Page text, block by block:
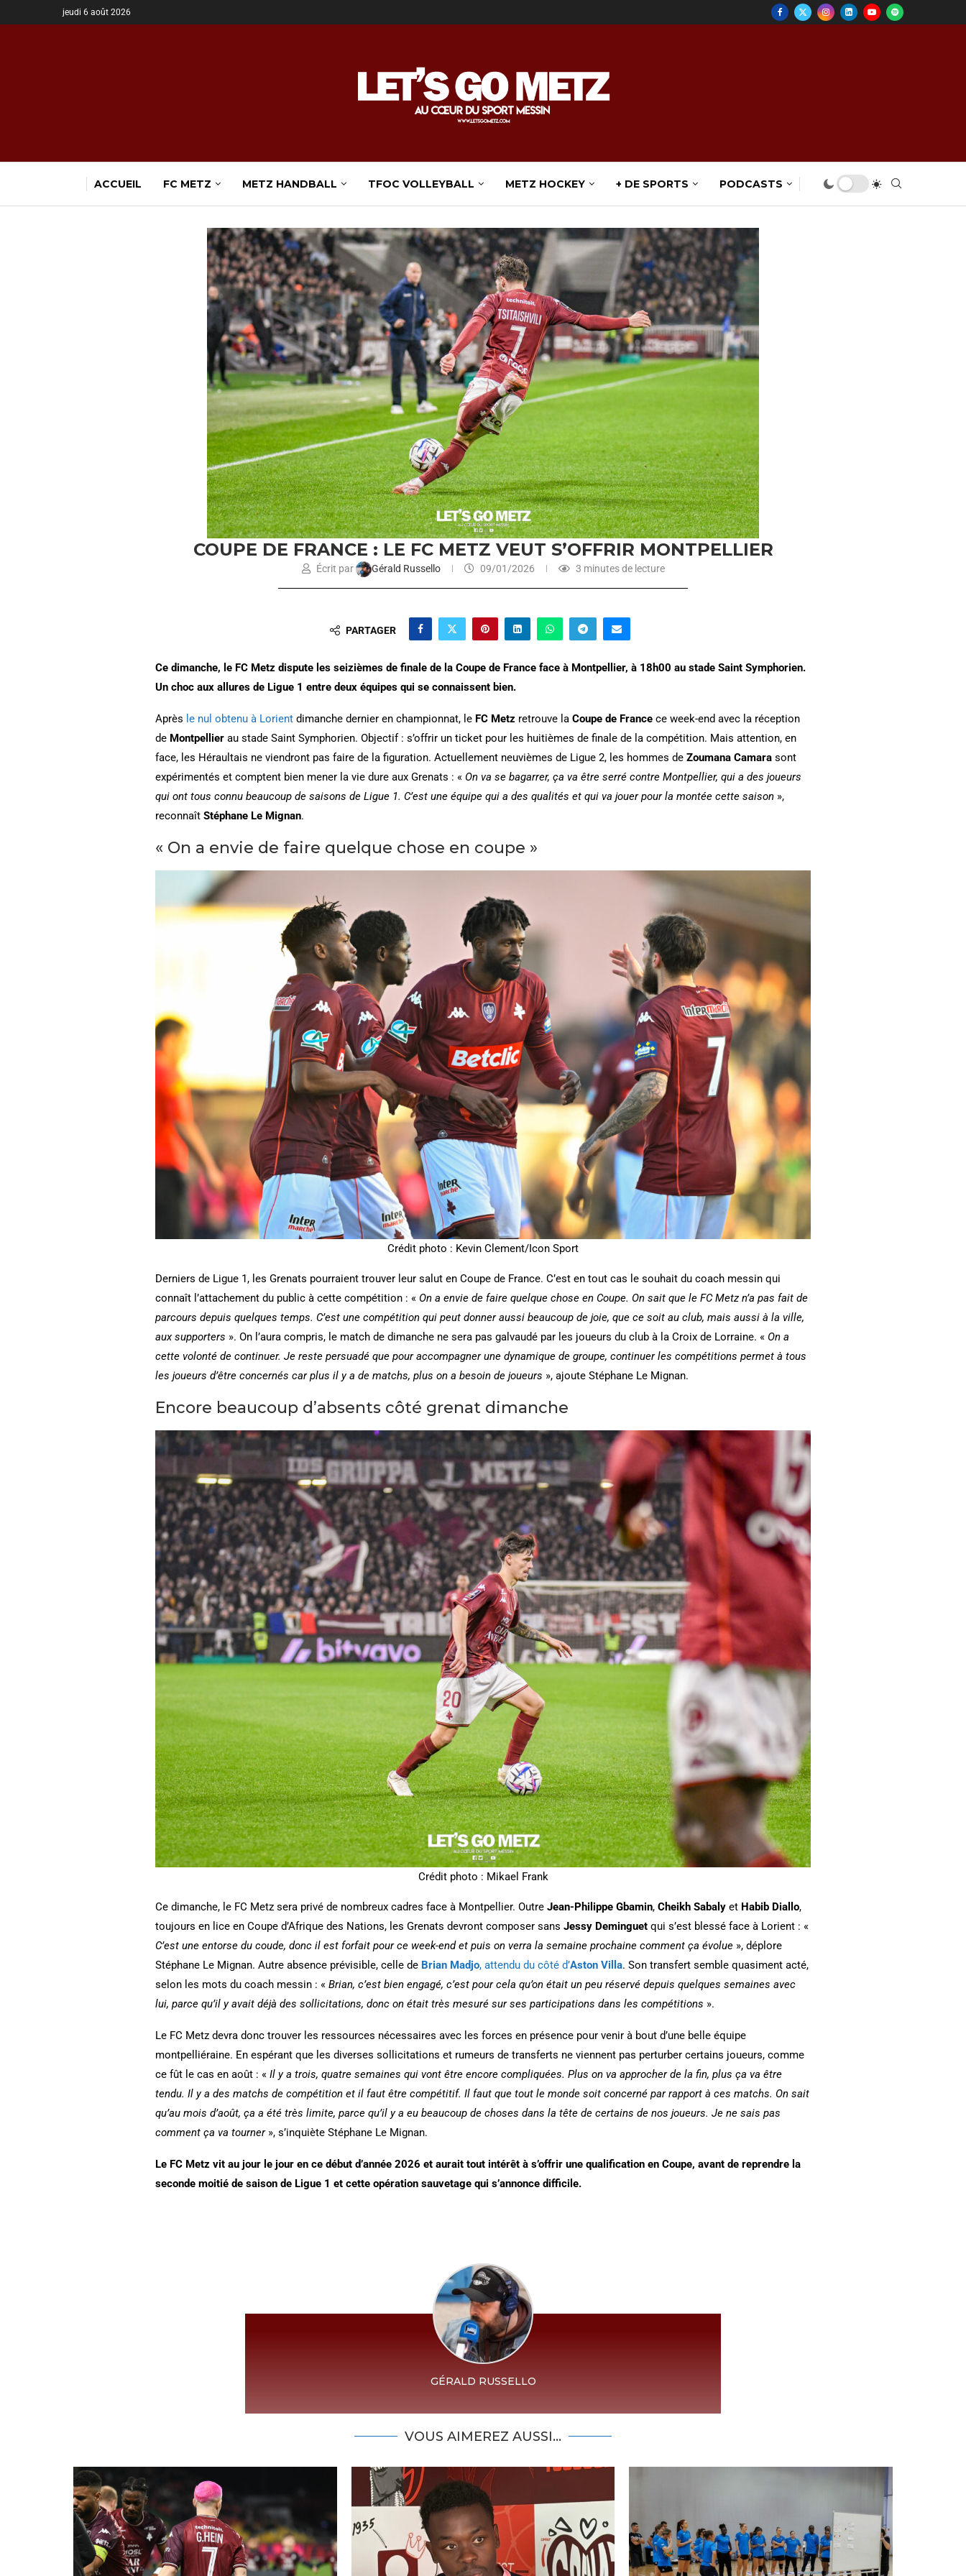
jeudi 6 août 2026
ACCUEIL FC METZ METZ HANDBALL TFOC VOLLEYBALL METZ HOCKEY + DE SPORTS PODCASTS
COUPE DE FRANCE : LE FC METZ VEUT S’OFFRIR MONTPELLIER
Écrit par Gérald Russello 09/01/2026 3 minutes de lecture
PARTAGER
Ce dimanche, le FC Metz dispute les seizièmes de finale de la Coupe de France face à Montpellier, à 18h00 au stade Saint Symphorien.
Un choc aux allures de Ligue 1 entre deux équipes qui se connaissent bien.
Après le nul obtenu à Lorient dimanche dernier en championnat, le FC Metz retrouve la Coupe de France ce week-end avec la réception
de Montpellier au stade Saint Symphorien. Objectif : s’offrir un ticket pour les huitièmes de finale de la compétition. Mais attention, en
face, les Héraultais ne viendront pas faire de la figuration. Actuellement neuvièmes de Ligue 2, les hommes de Zoumana Camara sont
expérimentés et comptent bien mener la vie dure aux Grenats : « On va se bagarrer, ça va être serré contre Montpellier, qui a des joueurs
qui ont tous connu beaucoup de saisons de Ligue 1. C’est une équipe qui a des qualités et qui va jouer pour la montée cette saison »,
reconnaît Stéphane Le Mignan.
« On a envie de faire quelque chose en coupe »
Crédit photo : Kevin Clement/Icon Sport
Derniers de Ligue 1, les Grenats pourraient trouver leur salut en Coupe de France. C’est en tout cas le souhait du coach messin qui
connaît l’attachement du public à cette compétition : « On a envie de faire quelque chose en Coupe. On sait que le FC Metz n’a pas fait de
parcours depuis quelques temps. C’est une compétition qui peut donner aussi beaucoup de joie, que ce soit au club, mais aussi à la ville,
aux supporters ». On l’aura compris, le match de dimanche ne sera pas galvaudé par les joueurs du club à la Croix de Lorraine. « On a
cette volonté de continuer. Je reste persuadé que pour accompagner une dynamique de groupe, continuer les compétitions permet à tous
les joueurs d’être concernés car plus il y a de matchs, plus on a besoin de joueurs », ajoute Stéphane Le Mignan.
Encore beaucoup d’absents côté grenat dimanche
Crédit photo : Mikael Frank
Ce dimanche, le FC Metz sera privé de nombreux cadres face à Montpellier. Outre Jean-Philippe Gbamin, Cheikh Sabaly et Habib Diallo,
toujours en lice en Coupe d’Afrique des Nations, les Grenats devront composer sans Jessy Deminguet qui s’est blessé face à Lorient : «
C’est une entorse du coude, donc il est forfait pour ce week-end et puis on verra la semaine prochaine comment ça évolue », déplore
Stéphane Le Mignan. Autre absence prévisible, celle de Brian Madjo, attendu du côté d’Aston Villa. Son transfert semble quasiment acté,
selon les mots du coach messin : « Brian, c’est bien engagé, c’est pour cela qu’on était un peu réservé depuis quelques semaines avec
lui, parce qu’il y avait déjà des sollicitations, donc on était très mesuré sur ses participations dans les compétitions ».
Le FC Metz devra donc trouver les ressources nécessaires avec les forces en présence pour venir à bout d’une belle équipe
montpelliéraine. En espérant que les diverses sollicitations et rumeurs de transferts ne viennent pas perturber certains joueurs, comme
ce fût le cas en août : « Il y a trois, quatre semaines qui vont être encore compliquées. Plus on va approcher de la fin, plus ça va être
tendu. Il y a des matchs de compétition et il faut être compétitif. Il faut que tout le monde soit concerné par rapport à ces matchs. On sait
qu’au mois d’août, ça a été très limite, parce qu’il y a eu beaucoup de choses dans la tête de certains de nos joueurs. Je ne sais pas
comment ça va tourner», s’inquiète Stéphane Le Mignan.
Le FC Metz vit au jour le jour en ce début d’année 2026 et aurait tout intérêt à s’offrir une qualification en Coupe, avant de reprendre la
seconde moitié de saison de Ligue 1 et cette opération sauvetage qui s’annonce difficile.
GÉRALD RUSSELLO
VOUS AIMEREZ AUSSI...